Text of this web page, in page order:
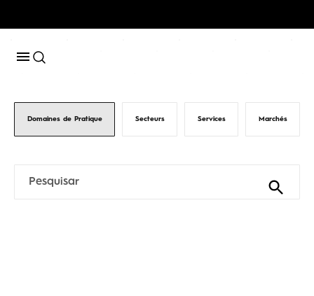
Domaines de Pratique Secteurs Services Marchés